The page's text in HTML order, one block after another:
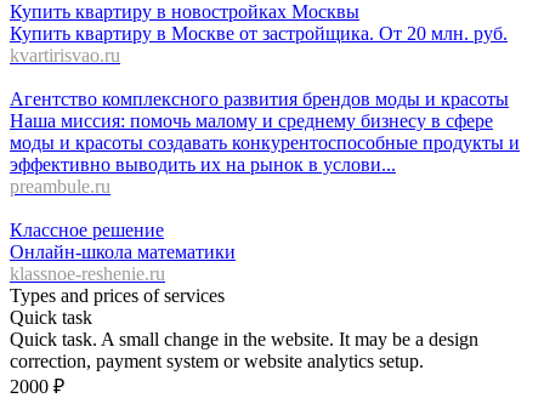
Купить квартиру в новостройках Москвы
Купить квартиру в Москве от застройщика. От 20 млн. руб.
kvartirisvao.ru
Агентство комплексного развития брендов моды и красоты
Наша миссия: помочь малому и среднему бизнесу в сфере
моды и красоты создавать конкурентоспособные продукты и
эффективно выводить их на рынок в услови...
preambule.ru
Классное решение
Онлайн-школа математики
klassnoe-reshenie.ru
Types and prices of services
Quick task
Quick task. A small change in the website. It may be a design
correction, payment system or website analytics setup.
2000 ₽